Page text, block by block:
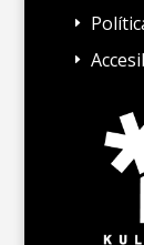
E
E